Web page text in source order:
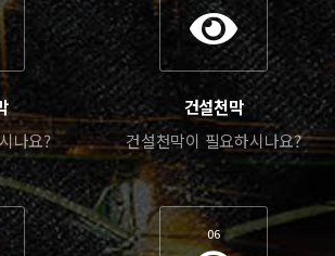
나요?
건설천막
건설천막이 필요하시나요?
06